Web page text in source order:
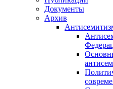
Документы
Архив